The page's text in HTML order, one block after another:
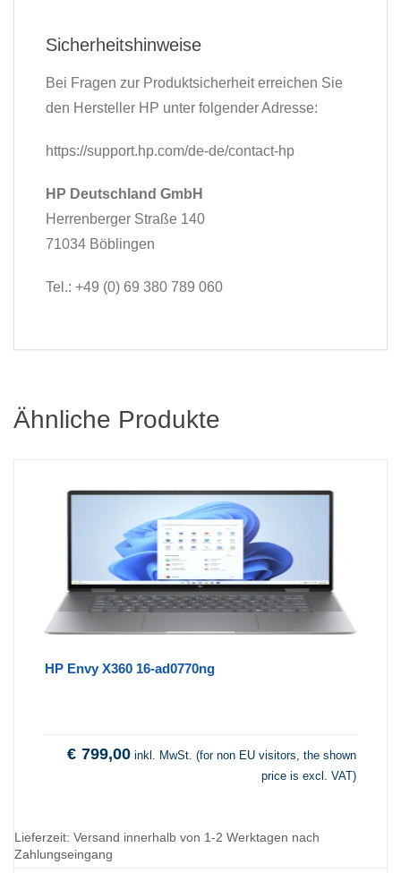
Sicherheitshinweise
Bei Fragen zur Produktsicherheit erreichen Sie
den Hersteller HP unter folgender Adresse:
https://support.hp.com/de-de/contact-hp
HP Deutschland GmbH
Herrenberger Straße 140
71034 Böblingen
Tel.: +49 (0) 69 380 789 060
Ähnliche Produkte
HP Envy X360 16-ad0770ng
€ 799,00 inkl. MwSt. (for non EU visitors, the shown
price is excl. VAT)
Lieferzeit: Versand innerhalb von 1-2 Werktagen nach
Zahlungseingang